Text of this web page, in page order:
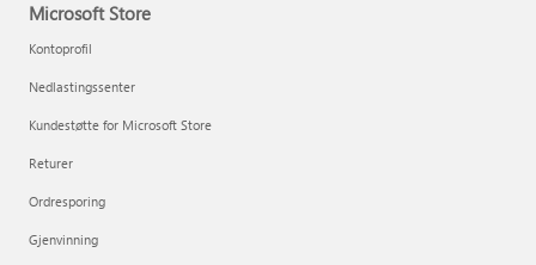
Microsoft Store
Kontoprofil
Nedlastingssenter
Kundestøtte for Microsoft Store
Returer
Ordresporing
Gjenvinning